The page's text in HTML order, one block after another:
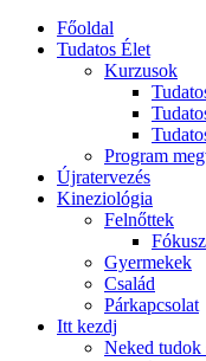
Főoldal
Tudatos Élet
Kurzusok
Program
Újratervezés
Kineziológia
Felnőttek
Gyermekek
Család
Párkapcsolat
Itt kezdj
Neked tudok